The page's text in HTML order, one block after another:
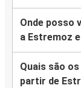
Onde posso
a Estremoz
Quais são
partir de